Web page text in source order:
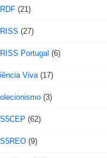
(21)
(27)
Portugal (6)
Viva(17)
(3)
(62)
(9)